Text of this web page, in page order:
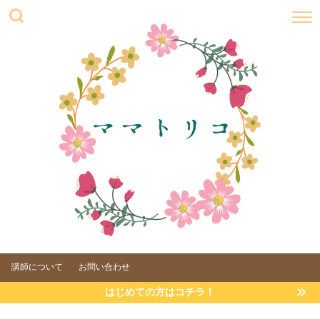
講師について お問い合わせ
はじめての方はコチラ！